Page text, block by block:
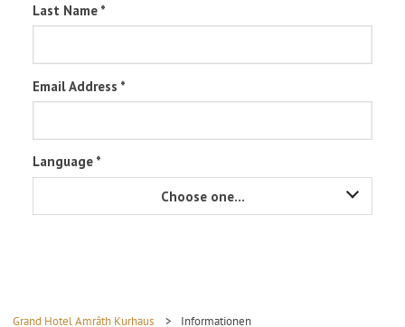
Grand Hotel Amrâth Kurhaus > Informationen